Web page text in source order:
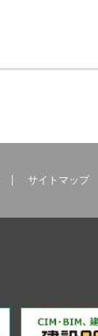
サイトマップ